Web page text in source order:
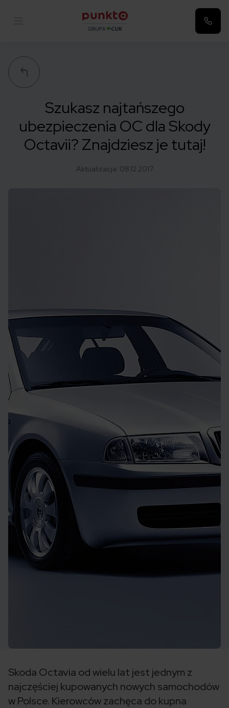
Szukasz najtańszego
ubezpieczenia OC dla Skody
Octavii? Znajdziesz je tutaj!
Aktualizacja: 08.12.2017
Skoda Octavia od wielu lat jest jednym z
najczęściej kupowanych nowych samochodów
w Polsce. Kierowców zachęca do kupna